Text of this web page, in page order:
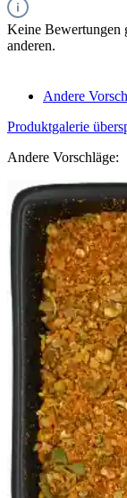
Keine Bewertungen
anderen.
Andere
Produktgalerie
Andere Vorschläge: